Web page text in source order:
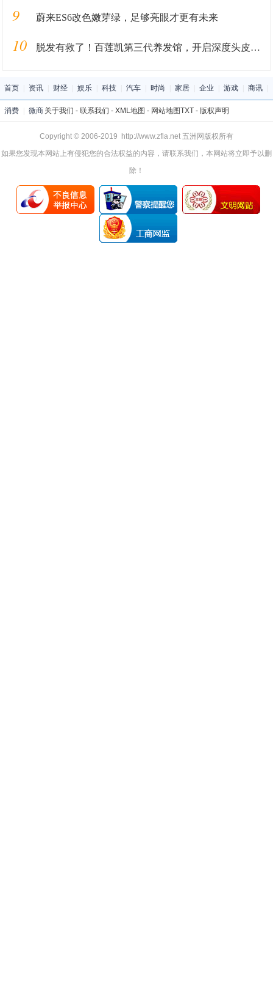
9 蔚来ES6改色嫩芽绿，足够亮眼才更有未来
10 脱发有救了！百莲凯第三代养发馆，开启深度头皮护理时代
首页 资讯 财经 娱乐 科技 汽车 时尚 家居 企业 游戏 商讯
消费 微商 关于我们 - 联系我们 - XML地图 - 网站地图TXT- 版权声明
Copyright © 2006-2019 http://www.zfla.net 五洲网版权所有
如果您发现本网站上有侵犯您的合法权益的内容，请联系我们，本网站将立即予以删
除！